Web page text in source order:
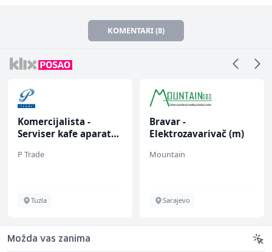
KOMENTARI (8)
Komercijalista -
Serviser kafe aparata
P Trade
Tuzla
Bravar -
Elektrozavarivač (m)
Mountain
Sarajevo
Možda vas zanima